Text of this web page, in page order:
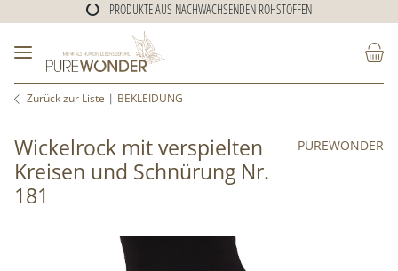
PRODUKTE AUS NACHWACHSENDEN ROHSTOFFEN
PRODUKTE AUS NACHWACHSENDEN ROHSTOFFEN
Zurück zur Liste BEKLEIDUNG
Wickelrock mit verspielten
Kreisen und Schnürung Nr.
181
PUREWONDER